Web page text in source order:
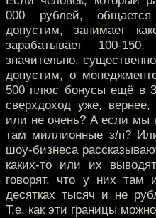
000 рублей,
допустим, занимает
зарабатывает 100-
значительно,
допустим, о
500 плюс бонусы ещё в
сверхдоход уже,
или не очень? А если мы
там миллионные з/п?
шоу-бизнеса
каких-то или их
говорят, что у них там
десятках тысяч и не
Т.е. как эти границы